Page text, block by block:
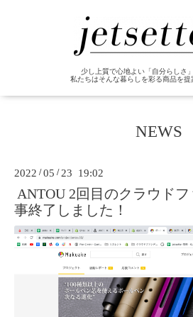
少し上質で心地よい「自分らしさ
私たちはそんな暮らしを彩る商品を提
NEWS
2022 /05 / 23 19:02
ANTOU 2回目のクラウド
事終了しました！